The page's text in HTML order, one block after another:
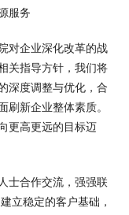
服务
对企业深化改革的战
关指导方针，我们将
深度调整与优化，合
刷新企业整体素质。
更高更远的目标迈
士合作交流，强强联
立稳定的客户基础，